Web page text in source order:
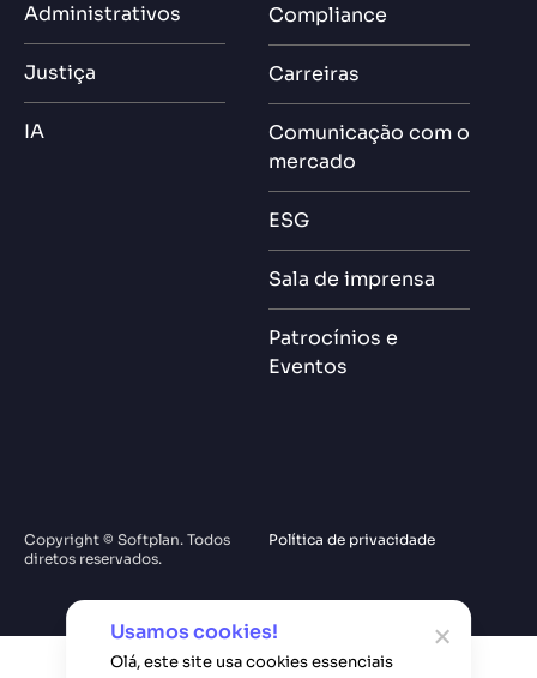
Administrativos
Justiça
IA
Compliance
Carreiras
Comunicação com o
mercado
ESG
Sala de imprensa
Patrocínios e
Eventos
Copyright © Softplan. Todos
diretos reservados.
Política de privacidade
Usamos cookies!
Olá, este site usa cookies essenciais